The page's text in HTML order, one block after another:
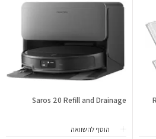
Saros 20 Refill and Drainage
הוסף להשוואה